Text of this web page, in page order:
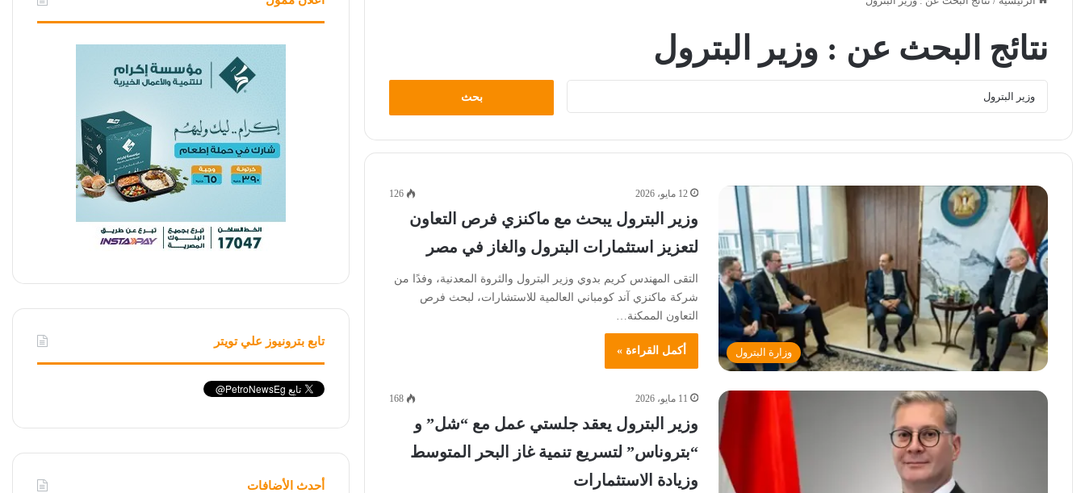
نتائج البحث عن : وزير البترول
وزارة البترول
12 مايو، 2026 126
وزير البترول يبحث مع ماكنزي فرص التعاون
لتعزيز استثمارات البترول والغاز في مصر
التقى المهندس كريم بدوي وزير البترول والثروة المعدنية، وفدًا من
شركة ماكنزي آند كومباني العالمية للاستشارات، لبحث فرص
التعاون الممكنة…
أكمل القراءة »
11 مايو، 2026 168
وزير البترول يعقد جلستي عمل مع “شل” و
“بتروناس” لتسريع تنمية غاز البحر المتوسط
وزيادة الاستثمارات
تابع بترونيوز علي تويتر
أحدث الأضافات